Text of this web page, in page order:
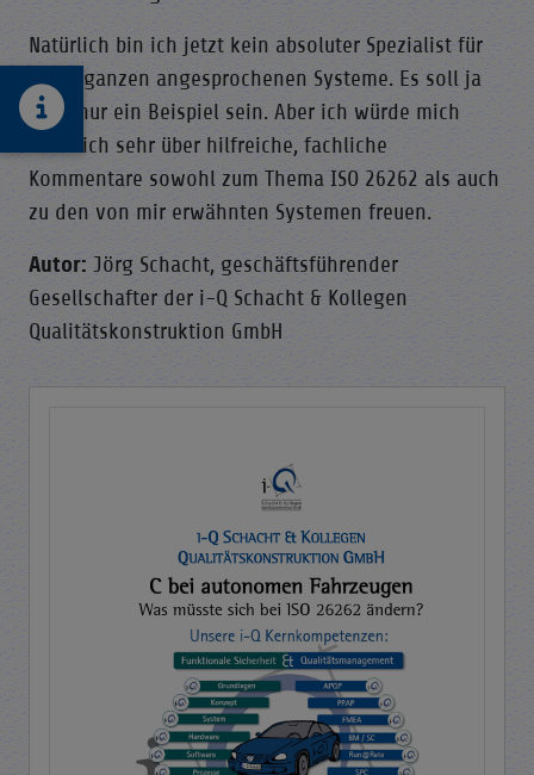
Natürlich bin ich jetzt kein absoluter Spezialist für
diese ganzen angesprochenen Systeme. Es soll ja
auch nur ein Beispiel sein. Aber ich würde mich
natürlich sehr über hilfreiche, fachliche
Kommentare sowohl zum Thema ISO 26262 als auch
zu den von mir erwähnten Systemen freuen.
Autor: Jörg Schacht, geschäftsführender
Gesellschafter der i-Q Schacht & Kollegen
Qualitätskonstruktion GmbH